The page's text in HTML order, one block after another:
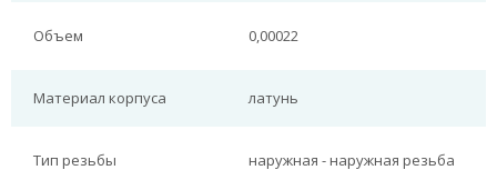
Объем 0,00022
Материал корпуса латунь
Тип резьбы наружная - наружная резьба